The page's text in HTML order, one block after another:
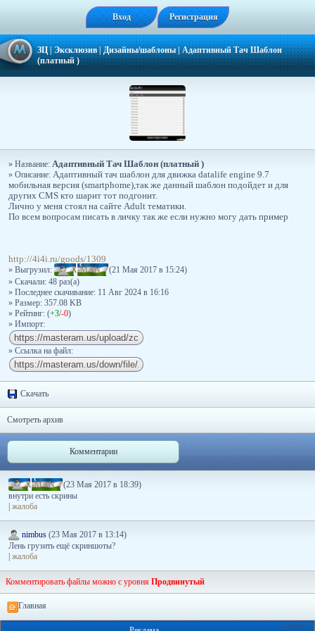
Вход Регистрация
ЗЦ|Эксклюзив|Дизайны/шаблоны|Адаптивный Тач Шаблон
(платный )
» Название: Адаптивный Тач Шаблон (платный )
» Описание: Адаптивный тач шаблон для движка dаtаlife engine 9.7
мобильная версия (smartphome),так же данный шаблон подойдет и для
других CMS кто шарит тот подгонит.
Лично у меня стоял на сайте Adult тематики.
По всем вопросам писать в личку так же если нужно могу дать пример
http://4i4i.ru/goods/1309
» Выгрузил:
X-MAN
(21 Мая 2017 в 15:24)
» Скачали: 48 раз(a)
» Последнее скачивание: 11 Авг 2024 в 16:16
» Размер: 357.08 KB
» Рейтинг: (+3/-0)
» Импорт:
» Ссылка на файл:
Скачать
Смотреть архив
Комментарии
X-MAN
(23 Мая 2017 в 18:39)
внутри есть скрины
жалоба
nimbus (23 Мая 2017 в 13:14)
Лень грузить ещё скриншоты?
жалоба
Комментировать файлы можно с уровня Продвинутый
Главная
Онлайн: 1